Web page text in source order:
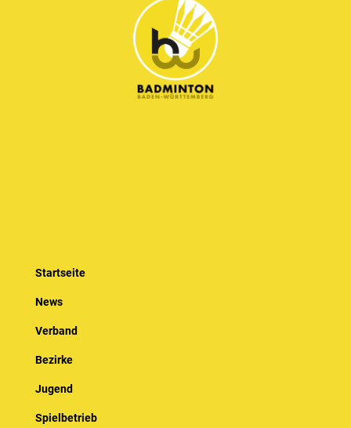
Startseite
News
Verband
Bezirke
Jugend
Spielbetrieb